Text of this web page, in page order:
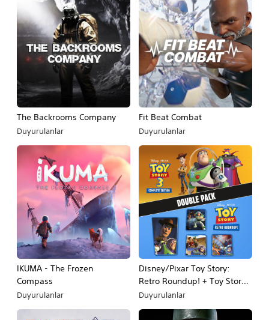
The Backrooms Company
Duyurulanlar
Fit Beat Combat
Duyurulanlar
IKUMA - The Frozen
Compass
Duyurulanlar
Disney/Pixar Toy Story:
Retro Roundup! + Toy Story 3
Complete Edition Double
Duyurulanlar